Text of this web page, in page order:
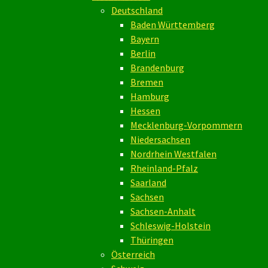
Deutschland
Baden Württemberg
Bayern
Berlin
Brandenburg
Bremen
Hamburg
Hessen
Mecklenburg-Vorpommern
Niedersachsen
Nordrhein Westfalen
Rheinland-Pfalz
Saarland
Sachsen
Sachsen-Anhalt
Schleswig-Holstein
Thüringen
Österreich